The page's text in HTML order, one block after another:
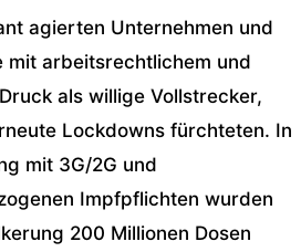
agierten Unternehmen und
mit arbeitsrechtlichem und
als willige Vollstrecker,
Lockdowns fürchteten. In
mit 3G/2G und
Impfpflichten wurden
200 Millionen Dosen